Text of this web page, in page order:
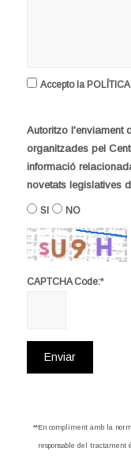
Accepto la
Autoritzo l'enviament
organitzades pel
informació
novetats legislatives
SI NO
CAPTCHA Code:*
**En compliment amb la
responsable del tractament